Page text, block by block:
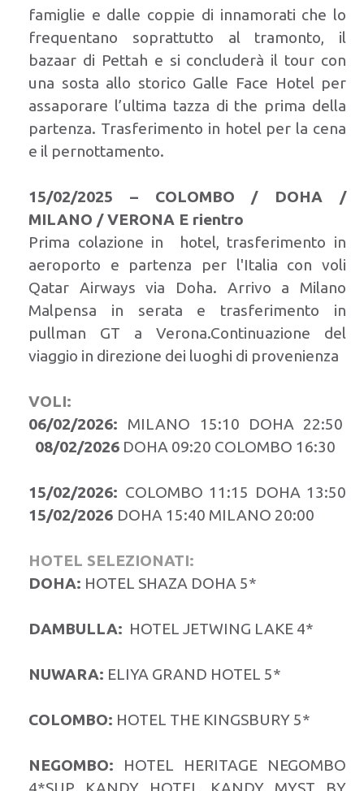
famiglie e dalle coppie di innamorati che lo
frequentano soprattutto al tramonto, il
bazaar di Pettah e si concluderà il tour con
una sosta allo storico Galle Face Hotel per
assaporare l’ultima tazza di the prima della
partenza. Trasferimento in hotel per la cena
e il pernottamento.
15/02/2025 – COLOMBO / DOHA /
MILANO / VERONA E rientro
Prima colazione in hotel, trasferimento in
aeroporto e partenza per l'Italia con voli
Qatar Airways via Doha. Arrivo a Milano
Malpensa in serata e trasferimento in
pullman GT a Verona.Continuazione del
viaggio in direzione dei luoghi di provenienza
VOLI:
06/02/2026: MILANO 15:10 DOHA 22:50
08/02/2026 DOHA 09:20 COLOMBO 16:30
15/02/2026: COLOMBO 11:15 DOHA 13:50
15/02/2026 DOHA 15:40 MILANO 20:00
HOTEL SELEZIONATI:
DOHA: HOTEL SHAZA DOHA 5*
DAMBULLA: HOTEL JETWING LAKE 4*
NUWARA: ELIYA GRAND HOTEL 5*
COLOMBO: HOTEL THE KINGSBURY 5*
NEGOMBO: HOTEL HERITAGE NEGOMBO